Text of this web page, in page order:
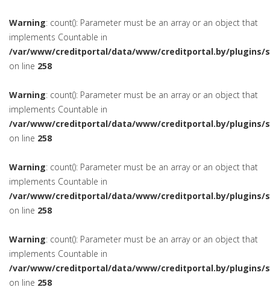
Warning: count(): Parameter must be an array or an object that
implements Countable in
/var/www/creditportal/data/www/creditportal.by/plugins/
on line 258
Warning: count(): Parameter must be an array or an object that
implements Countable in
/var/www/creditportal/data/www/creditportal.by/plugins/
on line 258
Warning: count(): Parameter must be an array or an object that
implements Countable in
/var/www/creditportal/data/www/creditportal.by/plugins/
on line 258
Warning: count(): Parameter must be an array or an object that
implements Countable in
/var/www/creditportal/data/www/creditportal.by/plugins/
on line 258